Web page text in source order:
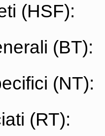
(HSF):
(BT):
(NT):
(RT):